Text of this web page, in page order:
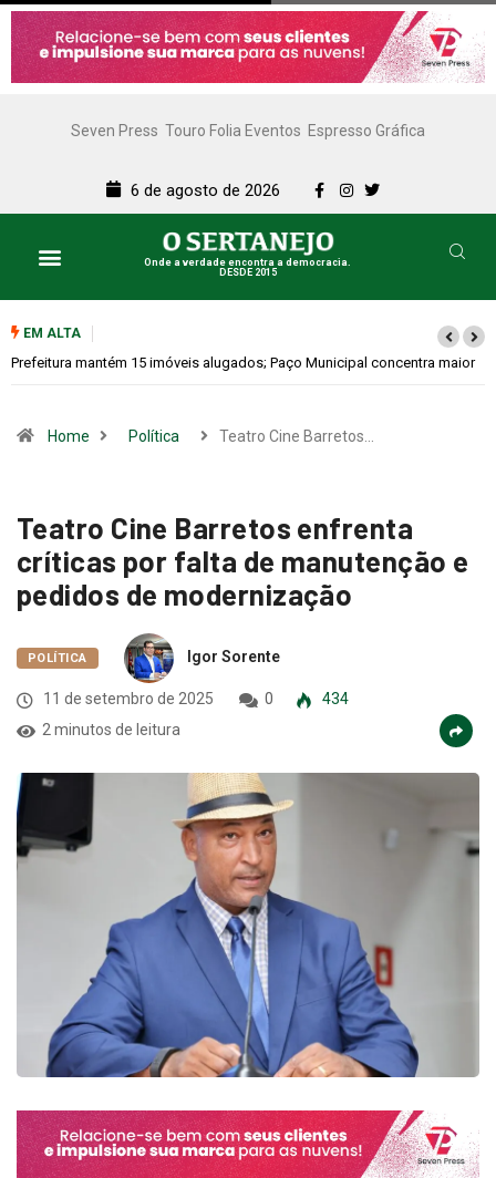
Seven Press Touro Folia Eventos Espresso Gráfica
6 de agosto de 2026
Onde a verdade encontra a democracia.
DESDE 2015
EM ALTA
Colina promove 1º Fórum de Turismo para discutir desenvolvimento
Home Política Teatro Cine Barretos…
Teatro Cine Barretos enfrenta
críticas por falta de manutenção e
pedidos de modernização
POLÍTICA Igor Sorente
11 de setembro de 2025 0
434
2 minutos de leitura